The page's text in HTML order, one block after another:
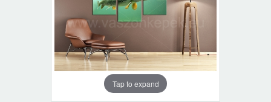
Tap to expand